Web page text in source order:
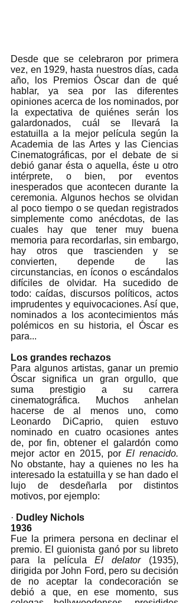
Desde que se celebraron por primera
vez, en 1929, hasta nuestros días, cada
año, los Premios Óscar dan de qué
hablar, ya sea por las diferentes
opiniones acerca de los nominados, por
la expectativa de quiénes serán los
galardonados, cuál se llevará la
estatuilla a la mejor película según la
Academia de las Artes y las Ciencias
Cinematográficas, por el debate de si
debió ganar ésta o aquella, éste u otro
intérprete, o bien, por eventos
inesperados que acontecen durante la
ceremonia. Algunos hechos se olvidan
al poco tiempo o se quedan registrados
simplemente como anécdotas, de las
cuales hay que tener muy buena
memoria para recordarlas, sin embargo,
hay otros que trascienden y se
convierten, depende de las
circunstancias, en íconos o escándalos
difíciles de olvidar. Ha sucedido de
todo: caídas, discursos políticos, actos
imprudentes y equivocaciones. Así que,
nominados a los acontecimientos más
polémicos en su historia, el Óscar es
para...
Los grandes rechazos
Para algunos artistas, ganar un premio
Óscar significa un gran orgullo, que
suma prestigio a su carrera
cinematográfica. Muchos anhelan
hacerse de al menos uno, como
Leonardo DiCaprio, quien estuvo
nominado en cuatro ocasiones antes
de, por fin, obtener el galardón como
mejor actor en 2015, por
No obstante, hay a quienes no les ha
interesado la estatuilla y se han dado el
lujo de desdeñarla por distintos
motivos, por ejemplo:
· Dudley Nichols
1936
Fue la primera persona en declinar el
premio. El guionista ganó por su libreto
para la película El delator (1935),
dirigida por John Ford, pero su decisión
de no aceptar la condecoración se
debió a que, en ese momento, sus